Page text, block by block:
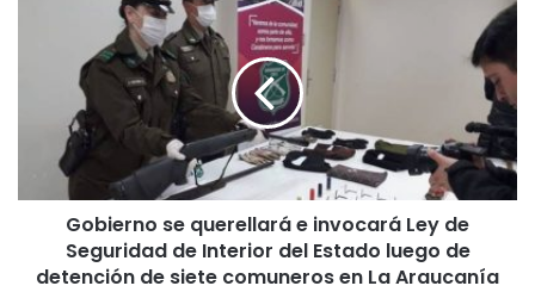
s
Gobierno se querellará e invocará Ley de
Seguridad de Interior del Estado luego de
detención de siete comuneros en La Araucanía